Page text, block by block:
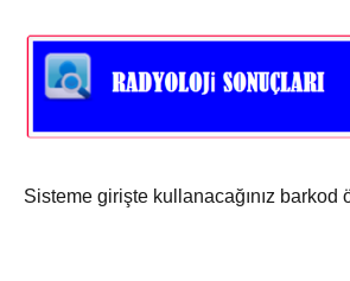
Sisteme girişte kullanacağınız barkod